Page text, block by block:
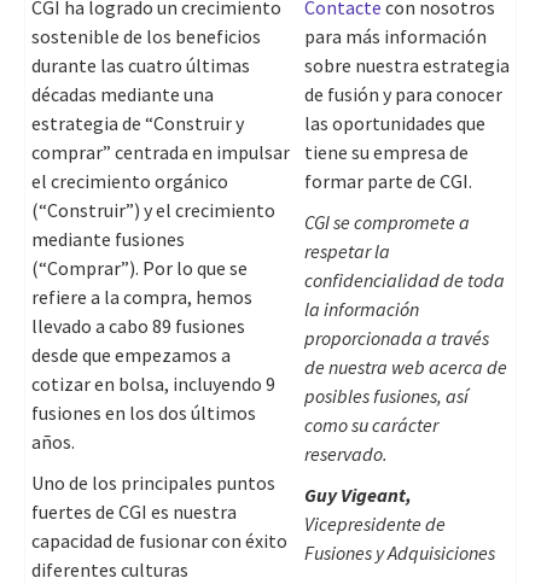
CGI ha logrado un crecimiento
sostenible de los beneficios
durante las cuatro últimas
décadas mediante una
estrategia de “Construir y
comprar” centrada en impulsar
el crecimiento orgánico
(“Construir”) y el crecimiento
mediante fusiones
(“Comprar”). Por lo que se
refiere a la compra, hemos
llevado a cabo 89 fusiones
desde que empezamos a
cotizar en bolsa, incluyendo 9
fusiones en los dos últimos
años.
Uno de los principales puntos
fuertes de CGI es nuestra
capacidad de fusionar con éxito
diferentes culturas
Contacte con nosotros
para más información
sobre nuestra estrategia
de fusión y para conocer
las oportunidades que
tiene su empresa de
formar parte de CGI.
CGI se compromete a
respetar la
confidencialidad de toda
la información
proporcionada a través
de nuestra web acerca de
posibles fusiones, así
como su carácter
reservado.
Guy Vigeant,
Vicepresidente de
Fusiones y Adquisiciones